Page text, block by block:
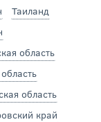
Таиланд
область
область
край